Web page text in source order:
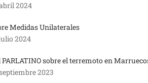
2024
Medidas Unilaterales
2024
sobre el terremoto en
2023